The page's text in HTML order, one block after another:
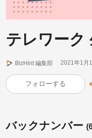
テレワーク
バックナンバー
フォローする
BizHint 編集部 2021年1月